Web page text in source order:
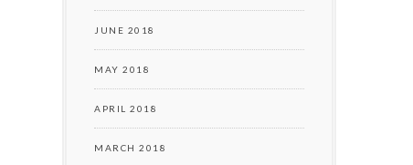
JUNE 2018
MAY 2018
APRIL 2018
MARCH 2018